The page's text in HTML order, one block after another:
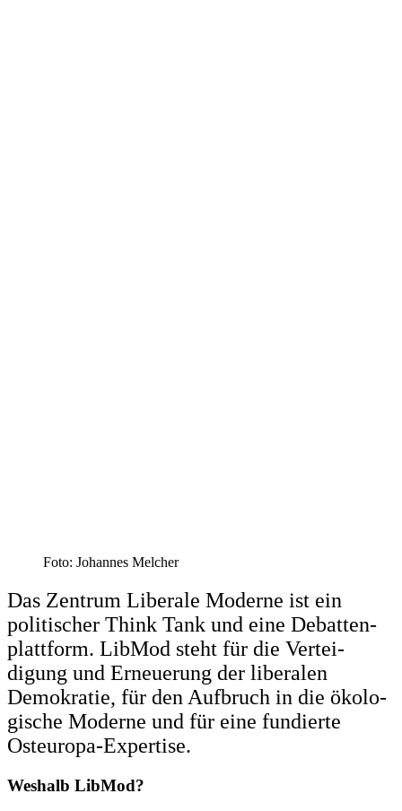
Foto: Johannes Melcher
Das Zentrum Liberale Moderne ist ein
politi­scher Think Tank und eine Debat­ten­
plattform. LibMod steht für die Vertei­
digung und Erneuerung der liberalen
Demokratie, für den Aufbruch in die ökolo­
gische Moderne und für eine fundierte
Osteuropa-Expertise.
Weshalb LibMod?